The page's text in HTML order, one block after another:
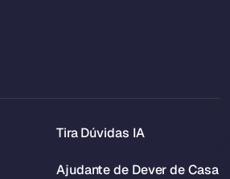
Tira Dúvidas IA
Ajudante de Dever de Casa